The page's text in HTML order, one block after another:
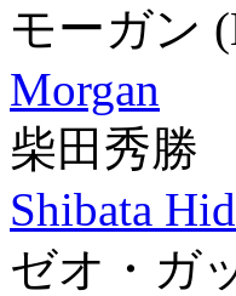
モーガン
Morgan
柴田秀勝
Shibata
ゼオ・ガ